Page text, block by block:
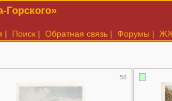
| Поиск | Обратная связь | Форумы |
58